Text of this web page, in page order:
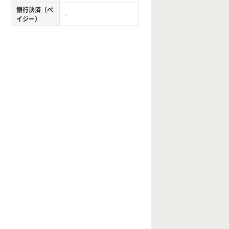
銀行決済（ペ
イジー）
-